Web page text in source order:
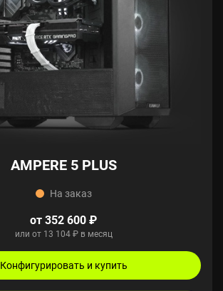
AMPERE 5 PLUS
На заказ
от 352 600 ₽
или от 13 104 ₽ в месяц
Конфигурировать и купить